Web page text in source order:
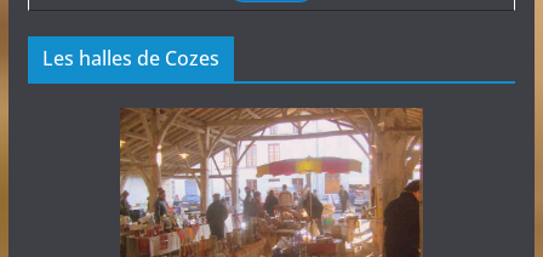
Les halles de Cozes